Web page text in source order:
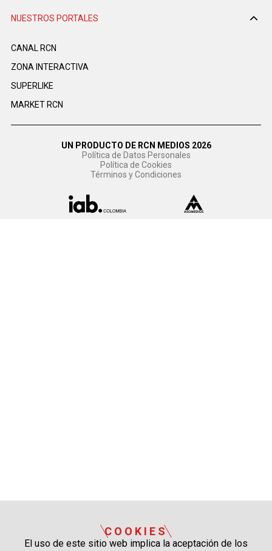
NUESTROS PORTALES
CANAL RCN
ZONA INTERACTIVA
SUPERLIKE
MARKET RCN
UN PRODUCTO DE RCN MEDIOS 2026
Política de Datos Personales
Política de Cookies
Términos y Condiciones
COOKIES
El uso de este sitio web implica la aceptación de los